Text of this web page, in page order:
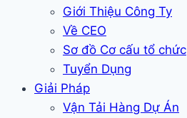
Giới Thiệu Công Ty
Về CEO
Sơ đồ Cơ cấu tổ chức
Tuyển Dụng
Giải Pháp
Vận Tải Hàng Dự Án